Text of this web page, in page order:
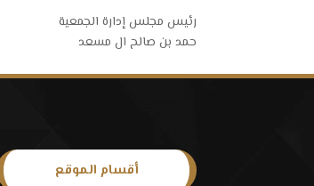
رئيس مجلس إدارة الجمعية
حمد بن صالح ال مسعد
أقسام الموقع